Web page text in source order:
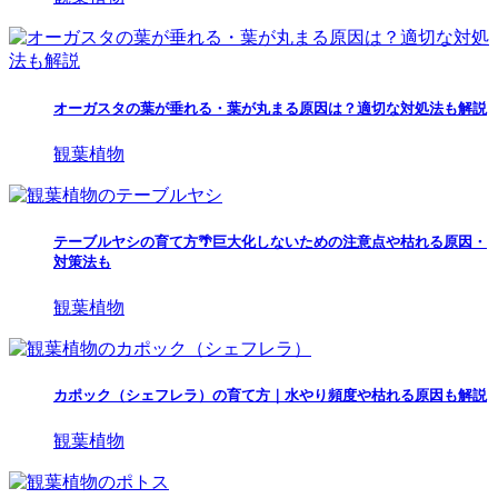
オーガスタの葉が垂れる・葉が丸まる原因は？適切な対処法も解説
観葉植物
テーブルヤシの育て方🌴巨大化しないための注意点や枯れる原因・
対策法も
観葉植物
カポック（シェフレラ）の育て方｜水やり頻度や枯れる原因も解説
観葉植物